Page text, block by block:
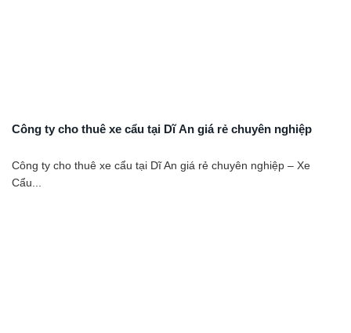
Công ty cho thuê xe cẩu tại Dĩ An giá rẻ chuyên nghiệp
Công ty cho thuê xe cẩu tại Dĩ An giá rẻ chuyên nghiệp – Xe
Cẩu...